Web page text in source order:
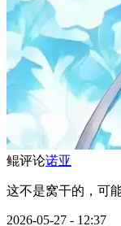
鲲评论诺亚
这不是窝干的，可
2026-05-27 - 12:37